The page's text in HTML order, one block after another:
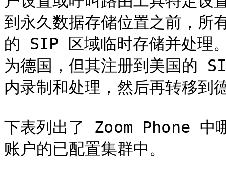
到永久数据存储位置之前，所
的 SIP 区域临时存储并处理
为德国，但其注册到美国的
内录制和处理，然后再转移到
下表列出了 Zoom Phone 中
账户的已配置集群中。